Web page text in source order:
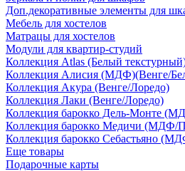
Доп.декоративные элементы для
Мебель для хостелов
Матрацы для хостелов
Модули для квартир-студий
Коллекция Atlas (Белый
Коллекция Алисия (МДФ)(Венге/
Коллекция Акура (Венге/Лоредо)
Коллекция Лаки (Венге/Лоредо)
Коллекция барокко Дель-Монте
Коллекция барокко Медичи (МДФ/
Коллекция барокко Себастьяно
Еще товары
Подарочные карты